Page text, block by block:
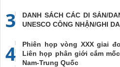
3
DANH SÁCH CÁC DI SẢN/
UNESCO CÔNG NHẬN/GHI
4
Phiên họp vòng XXX giai
Liên họp phân giới cắm
Nam-Trung Quốc